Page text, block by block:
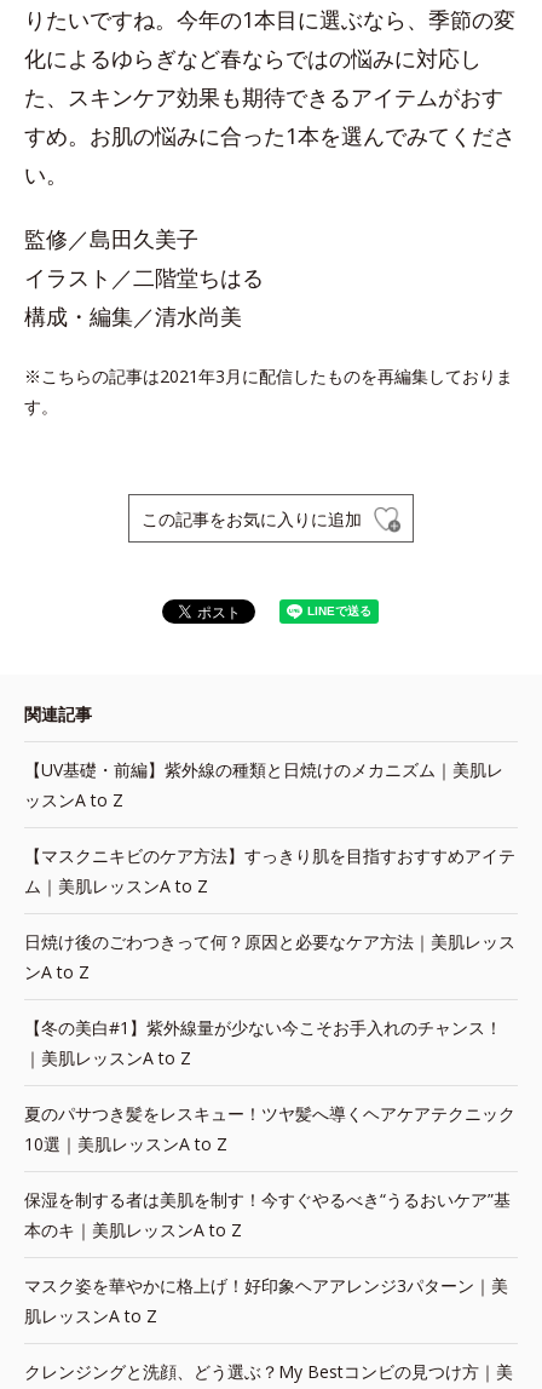
りたいですね。今年の1本目に選ぶなら、季節の変
化によるゆらぎなど春ならではの悩みに対応し
た、スキンケア効果も期待できるアイテムがおす
すめ。お肌の悩みに合った1本を選んでみてくださ
い。
監修／島田久美子
イラスト／二階堂ちはる
構成・編集／清水尚美
※こちらの記事は2021年3月に配信したものを再編集しておりま
す。
この記事をお気に入りに追加
関連記事
【UV基礎・前編】紫外線の種類と日焼けのメカニズム｜美肌レ
ッスンA to Z
【マスクニキビのケア方法】すっきり肌を目指すおすすめアイテ
ム｜美肌レッスンA to Z
日焼け後のごわつきって何？原因と必要なケア方法｜美肌レッス
ンA to Z
【冬の美白#1】紫外線量が少ない今こそお手入れのチャンス！
｜美肌レッスンA to Z
夏のパサつき髪をレスキュー！ツヤ髪へ導くヘアケアテクニック
10選｜美肌レッスンA to Z
保湿を制する者は美肌を制す！今すぐやるべき“うるおいケア”基
本のキ｜美肌レッスンA to Z
マスク姿を華やかに格上げ！好印象ヘアアレンジ3パターン｜美
肌レッスンA to Z
クレンジングと洗顔、どう選ぶ？My Bestコンビの見つけ方｜美